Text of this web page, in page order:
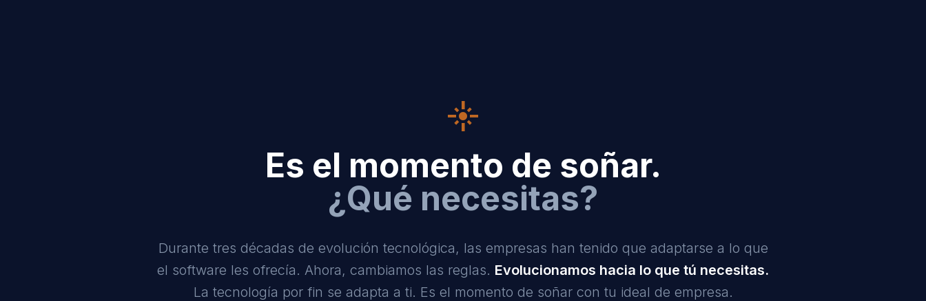
flare
Es el momento de soñar.
¿Qué necesitas?
Durante tres décadas de evolución tecnológica, las empresas han tenido que adaptarse a lo que
el software les ofrecía. Ahora, cambiamos las reglas. Evolucionamos hacia lo que tú necesitas.
La tecnología por fin se adapta a ti. Es el momento de soñar con tu ideal de empresa.